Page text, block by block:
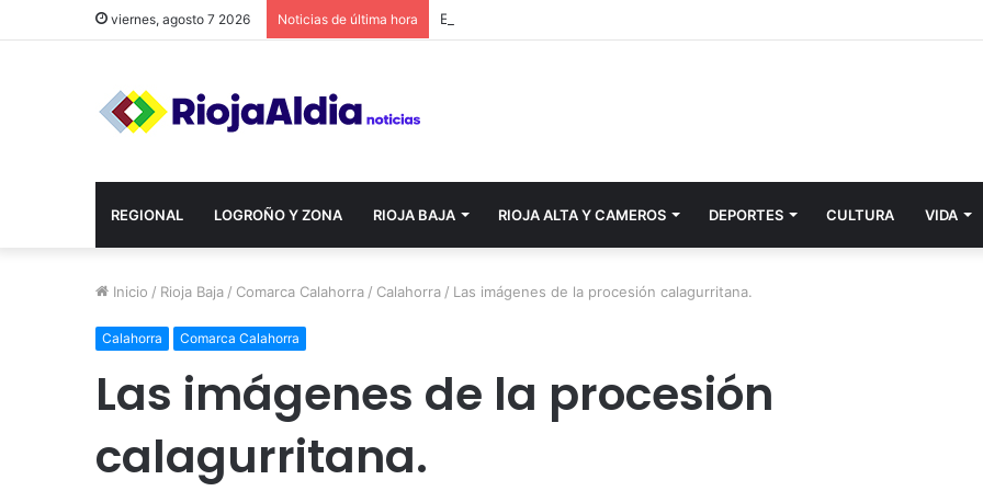
viernes, agosto 7 2026 Noticias de última hora
REGIONAL LOGROÑO Y ZONA RIOJA BAJA RIOJA ALTA Y CAMEROS DEPORTES CULTURA VIDA
Inicio / Rioja Baja / Comarca Calahorra / Calahorra / Las imágenes de la procesión calagurritana.
Calahorra Comarca Calahorra
Las imágenes de la procesión
calagurritana.